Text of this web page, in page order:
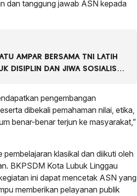
dan tanggung jawab ASN kepada
AMPAR BERSAMA TNI LATIH
DISIPLIN DAN JIWA SOSIALISME
pengembangan
dibekali pemahaman nilai, etika,
benar-benar terjun ke masyarakat,”
klasikal dan diikuti oleh
BKPSDM Kota Lubuk Linggau
ini dapat mencetak ASN yang
memberikan pelayanan publik